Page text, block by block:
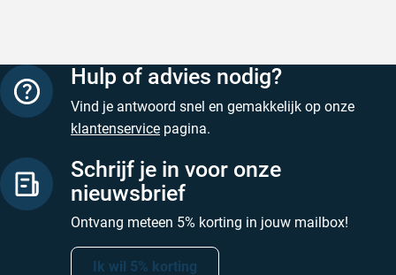
Hulp of advies nodig?
Vind je antwoord snel en gemakkelijk op onze
klantenservice pagina.
Schrijf je in voor onze
nieuwsbrief
Ontvang meteen 5% korting in jouw mailbox!
Ik wil 5% korting